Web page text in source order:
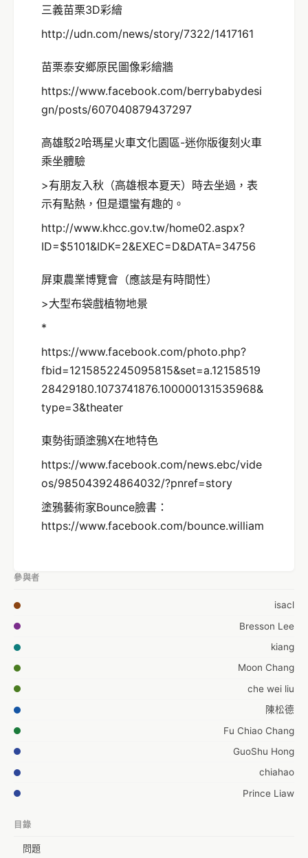
三義苗栗3D彩繪
http://udn.com/news/story/7322/1417161
苗栗泰安鄉原民圖像彩繪牆
https://www.facebook.com/berrybabydesi
gn/posts/607040879437297
高雄駁2哈瑪星火車文化園區-迷你版復刻火車
乘坐體驗
>有朋友入秋（高雄根本夏天）時去坐過，表
示有點熱，但是還蠻有趣的。
http://www.khcc.gov.tw/home02.aspx?
ID=$5101&IDK=2&EXEC=D&DATA=34756
屏東農業博覽會（應該是有時間性）
>大型布袋戲植物地景
*
https://www.facebook.com/photo.php?
fbid=1215852245095815&set=a.12158519
28429180.1073741876.100000131535968&
type=3&theater
東勢街頭塗鴉X在地特色
https://www.facebook.com/news.ebc/vide
os/985043924864032/?pnref=story
塗鴉藝術家Bounce臉書：
https://www.facebook.com/bounce.william
參與者
isacl
Bresson Lee
kiang
Moon Chang
che wei liu
陳松德
Fu Chiao Chang
GuoShu Hong
chiahao
Prince Liaw
目錄
問題